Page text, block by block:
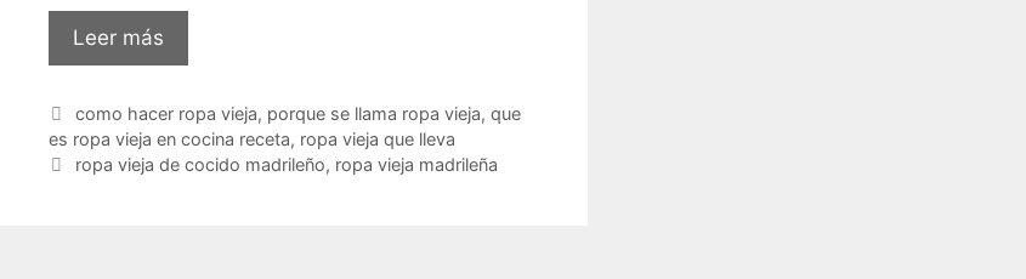
Leer más
como hacer ropa vieja, porque se llama ropa vieja, que
es ropa vieja en cocina receta, ropa vieja que lleva
ropa vieja de cocido madrileño, ropa vieja madrileña